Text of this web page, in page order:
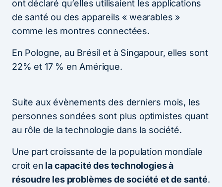
ont déclaré qu’elles utilisaient les applications
de santé ou des appareils « wearables »
comme les montres connectées.
En Pologne, au Brésil et à Singapour, elles sont
22% et 17 % en Amérique.
Suite aux évènements des derniers mois, les
personnes sondées sont plus optimistes quant
au rôle de la technologie dans la société.
Une part croissante de la population mondiale
croit en la capacité des technologies à
résoudre les problèmes de société et de santé.